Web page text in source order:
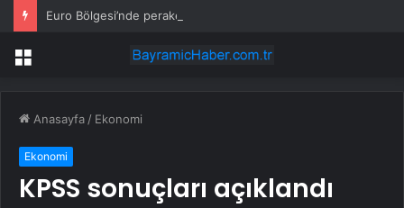
Euro Bölgesi’nde perakende satışlar beklentinin altında
Menü
Anasayfa / Ekonomi
Ekonomi
KPSS sonuçları açıklandı